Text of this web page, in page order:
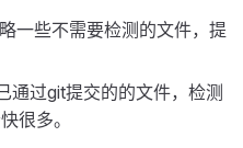
一些不需要检测的文件，提
通过git提交的的文件，检测
很多。